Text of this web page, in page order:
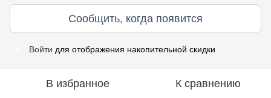
Сообщить, когда появится
Войти для отображения накопительной скидки
В избранное К сравнению